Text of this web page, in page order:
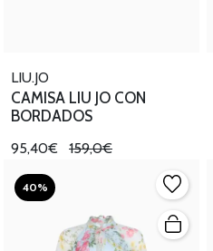
LIU.JO
CAMISA LIU JO CON
BORDADOS
95,40€ 159,0€
40%